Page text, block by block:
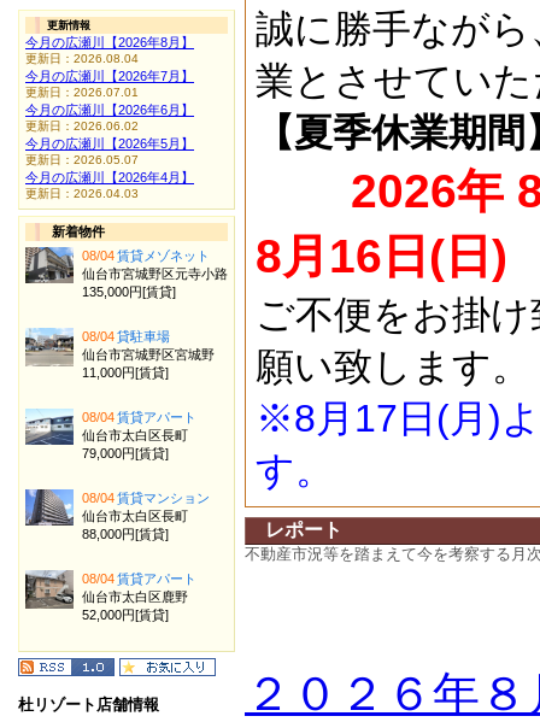
誠に勝手なが
業とさせてい
【夏季休業期間
2026年
8月16日(日)
ご不便をお掛
願い致します。
※8月17日(月)
す。
レポート
不動産市況等を踏まえて今を考察する月
２０２６年
更新情報
今月の広瀬川【2026年8月】
更新日：2026.08.04
今月の広瀬川【2026年7月】
更新日：2026.07.01
今月の広瀬川【2026年6月】
更新日：2026.06.02
今月の広瀬川【2026年5月】
更新日：2026.05.07
今月の広瀬川【2026年4月】
更新日：2026.04.03
新着物件
08/04賃貸メゾネット
仙台市宮城野区元寺小路
135,000円[賃貸]
08/04貸駐車場
仙台市宮城野区宮城野
11,000円[賃貸]
08/04賃貸アパート
仙台市太白区長町
79,000円[賃貸]
08/04賃貸マンション
仙台市太白区長町
88,000円[賃貸]
08/04賃貸アパート
仙台市太白区鹿野
52,000円[賃貸]
杜リゾート店舗情報